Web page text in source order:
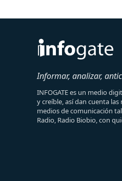
Informar, analizar,
INFOGATE es un medio
y creíble, así dan cuenta
medios de comunicación
Radio, Radio Biobio, con